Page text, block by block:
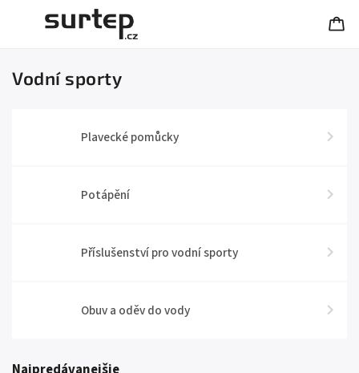
Vodní sporty
Plavecké pomůcky
Potápění
Příslušenství pro vodní sporty
Obuv a oděv do vody